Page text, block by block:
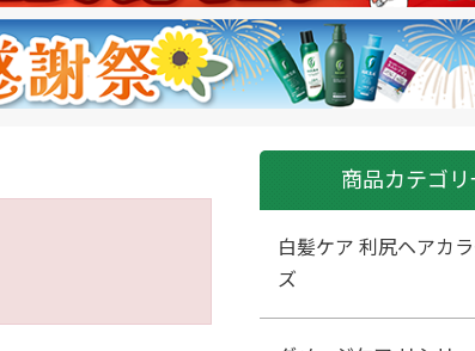
商品カテゴ
白髪ケア 利尻ヘアカ
ズ